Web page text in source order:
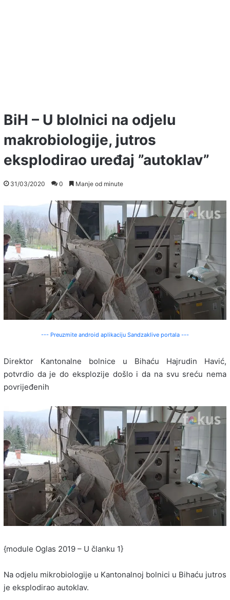
BiH – U blolnici na odjelu
makrobiologije, jutros
eksplodirao uređaj ”autoklav”
31/03/2020 0 Manje od minute
--- Preuzmite android aplikaciju Sandzaklive portala ---
Direktor Kantonalne bolnice u Bihaću Hajrudin Havić,
potvrdio da je do eksplozije došlo i da na svu sreću nema
povrijeđenih
{module Oglas 2019 – U članku 1}
Na odjelu mikrobiologije u Kantonalnoj bolnici u Bihaću jutros
je eksplodirao autoklav.